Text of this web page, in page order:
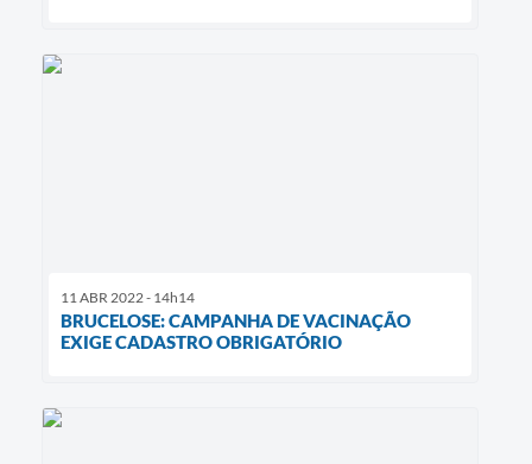
11 ABR 2022 - 14h14
BRUCELOSE: CAMPANHA DE VACINAÇÃO
EXIGE CADASTRO OBRIGATÓRIO